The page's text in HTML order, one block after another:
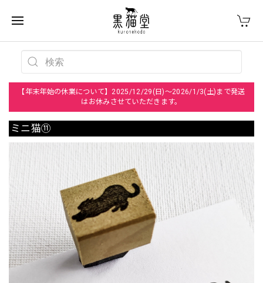
【年末年始の休業について】2025/12/29(日)～2026/1/3(土)まで発送
はお休みさせていただきます。
ミニ猫⑪